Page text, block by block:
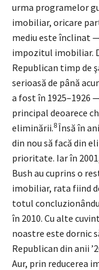
urma programelor
imobiliar, oricare
mediu este înclinat
impozitul imobiliar.
Republican timp de
serioasă de până
a fost în 1925–1926
principal deoarece
eliminării.8Însă în
din nou să facă din
prioritate. Iar în
Bush au cuprins o
imobiliar, rata fiind
totul
în 2010. Cu alte
noastre este dornic
Republican din anii
Aur, prin reducerea